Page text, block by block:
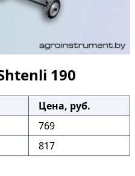
190
Цена, руб.
769
817